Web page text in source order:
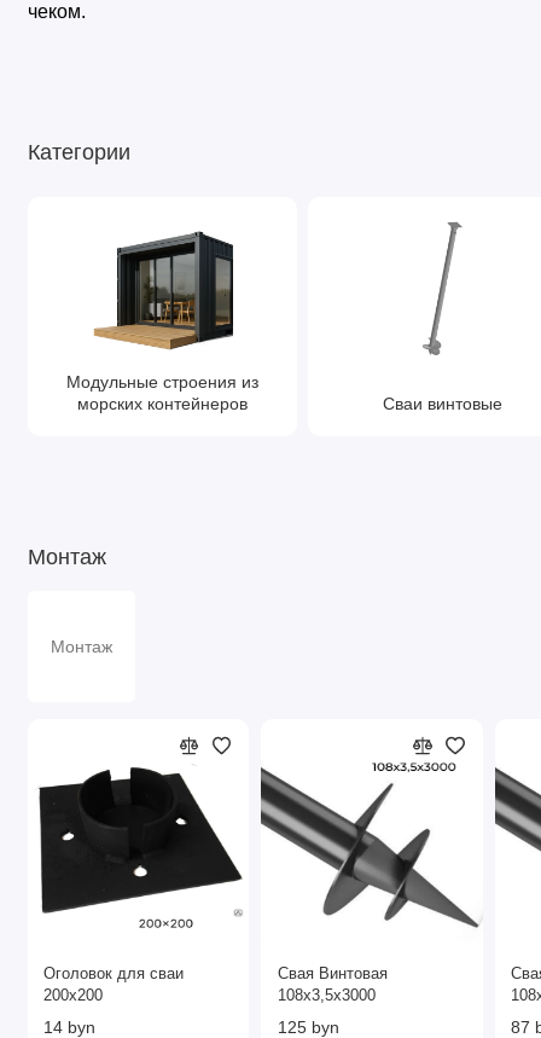
чеком.
Категории
Модульные строения из
морских контейнеров
Сваи винтовые
Монтаж
Монтаж
Оголовок для сваи
200х200
14 byn
Свая Винтовая
108х3,5х3000
125 byn 87